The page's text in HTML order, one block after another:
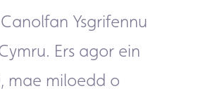
Ysgrifennu
Ers agor ein
mae miloedd o